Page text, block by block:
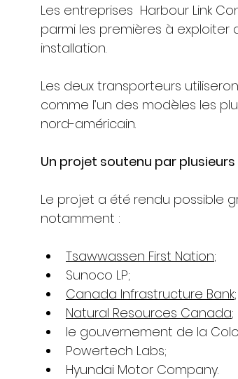
Les entreprises  Harbour Link
parmi les premières à
installation.
Les deux transporteurs
comme l’un des modèles les
nord-américain.
Un projet soutenu par
Le projet a été rendu possible
notamment :
Tsawwassen First Nation;
Sunoco LP⁠;
Canada Infrastructure Bank;
Natural Resources Canada;
le gouvernement de la
Powertech Labs⁠;
Hyundai Motor Company⁠.